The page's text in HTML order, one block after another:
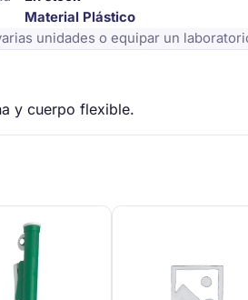
Material Plástico
unidades o equipar un
y cuerpo flexible.